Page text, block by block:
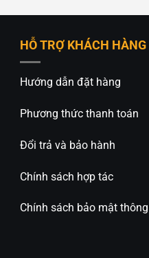
HỖ TRỢ KHÁCH HÀNG
Hướng dẫn đặt hàng
Phương thức thanh toán
Đổi trả và bảo hành
Chính sách hợp tác
Chính sách bảo mật